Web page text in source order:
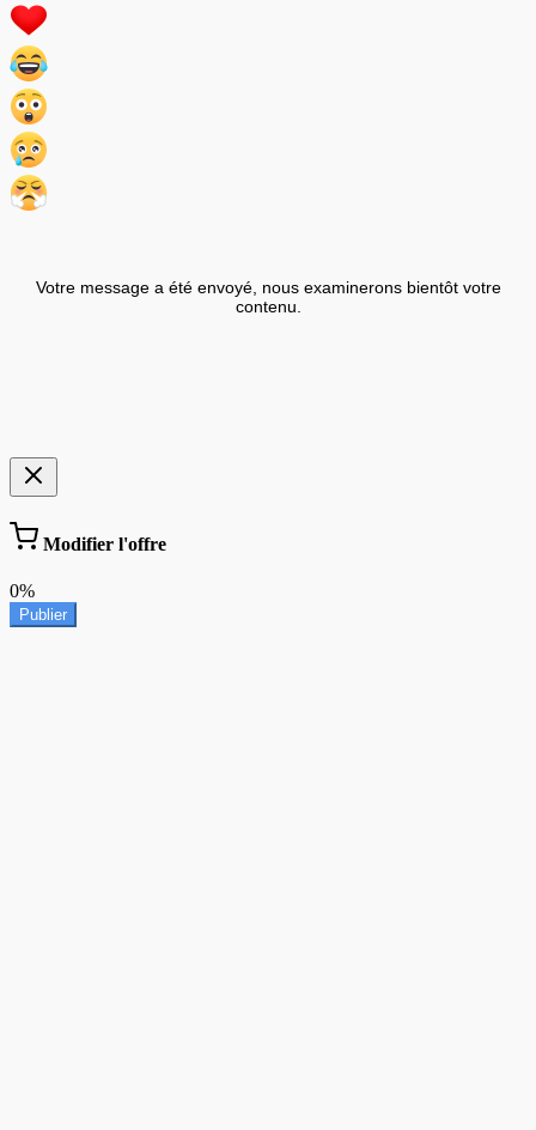
Votre message a été envoyé, nous examinerons bientôt votre
contenu.
Modifier l'offre
0%
Publier